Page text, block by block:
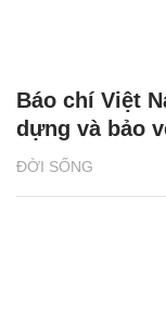
ĐỜI SỐNG
Báo chí Việt
dựng và bảo